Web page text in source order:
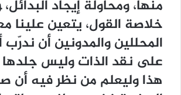
ﻣﻨﻬﺎ، ﻭﻣﺤﺎﻭﻟﺔ ﺇﻳﺠﺎﺩ ﺍﻟﺒﺪﺍﺋﻞ،
ﺧﻼﺻﺔ ﺍﻟﻘﻮﻝ، ﻳﺘﻌﻴﻦ ﻋﻠﻴﻨﺎ
ﺍﻟﻤﺤﻠﻠﻴﻦ ﻭﺍﻟﻤﺪﻭﻧﻴﻦ ﺃﻥ ﻧﺪﺭّﺏ
ﻋﻠﻰ ﻧﻘﺪ ﺍﻟﺬﺍﺕ ﻭﻟﻴﺲ ﺟﻠﺪﻫﺎ
ﻫﺬﺍ ﻭﻟﻴﻌﻠﻢ ﻣﻦ ﻧﻈﺮ ﻓﻴﻪ ﺃﻥ